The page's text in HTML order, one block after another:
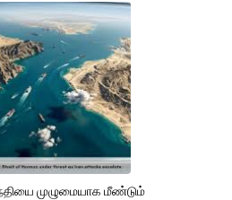
முழுமையாக மீண்டும்